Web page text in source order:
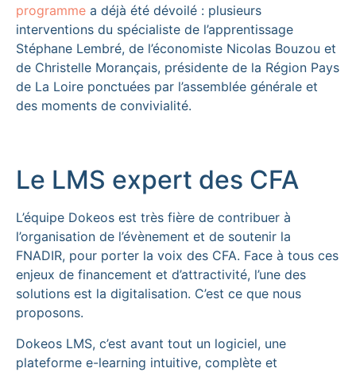
programme a déjà été dévoilé : plusieurs
interventions du spécialiste de l’apprentissage
Stéphane Lembré, de l’économiste Nicolas Bouzou et
de Christelle Morançais, présidente de la Région Pays
de La Loire ponctuées par l’assemblée générale et
des moments de convivialité.
Le LMS expert des CFA
L’équipe Dokeos est très fière de contribuer à
l’organisation de l’évènement et de soutenir la
FNADIR, pour porter la voix des CFA. Face à tous ces
enjeux de financement et d’attractivité, l’une des
solutions est la digitalisation. C’est ce que nous
proposons.
Dokeos LMS, c’est avant tout un logiciel, une
plateforme e-learning intuitive, complète et